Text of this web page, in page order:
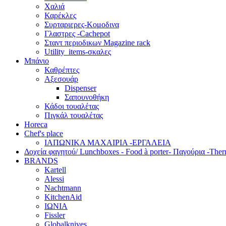
Χαλιά
Καρέκλες
Συρταριερες-Κομοδινα
Γλαστρες -Cachepot
Σταντ περιοδικων Magazine rack
Utility_items-σκαλες
Μπάνιο
Καθρέπτες
Αξεσουάρ
Dispenser
Σαπουνοθήκη
Κάδοι τουαλέτας
Πιγκάλ τουαλέτας
Horeca
Chef's place
ΙΑΠΩΝΙΚΑ ΜΑΧΑΙΡΙΑ -ΕΡΓΑΛΕΙΑ
Δoχεία φαγητού/ Lunchboxes - Food à porter- Παγούρια -
BRANDS
Kartell
Alessi
Nachtmann
KitchenAid
ΙΩΝΙΑ
Fissler